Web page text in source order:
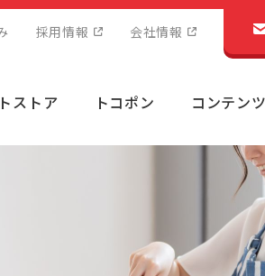
採用情報 会社情報
ストア トコポン コンテンツ